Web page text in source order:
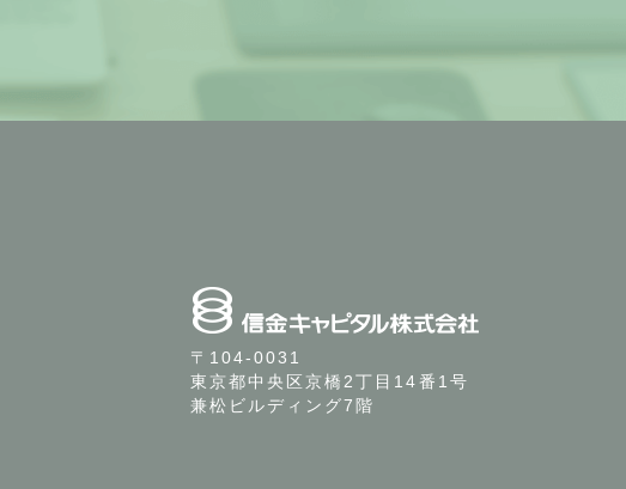
〒104-0031
東京都中央区京橋2丁目14番1号
兼松ビルディング7階